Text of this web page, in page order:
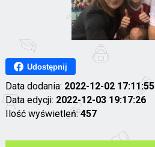
Udostępnij
Data dodania: 2022-12-02 17:11:55
Data edycji: 2022-12-03 19:17:26
Ilość wyświetleń:457